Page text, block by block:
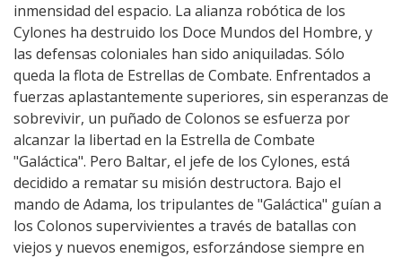
inmensidad del espacio. La alianza robótica de los
Cylones ha destruido los Doce Mundos del Hombre, y
las defensas coloniales han sido aniquiladas. Sólo
queda la flota de Estrellas de Combate. Enfrentados a
fuerzas aplastantemente superiores, sin esperanzas de
sobrevivir, un puñado de Colonos se esfuerza por
alcanzar la libertad en la Estrella de Combate
"Galáctica". Pero Baltar, el jefe de los Cylones, está
decidido a rematar su misión destructora. Bajo el
mando de Adama, los tripulantes de "Galáctica" guían a
los Colonos supervivientes a través de batallas con
viejos y nuevos enemigos, esforzándose siempre en